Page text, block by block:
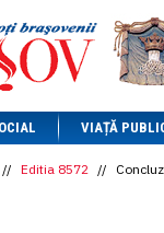
1 XAU=
1 AED=
1 AUD=
1 BGN=
1 CAD=
1 CHF=
1 CNY=
VIAȚĂ
// Editia 8572 //